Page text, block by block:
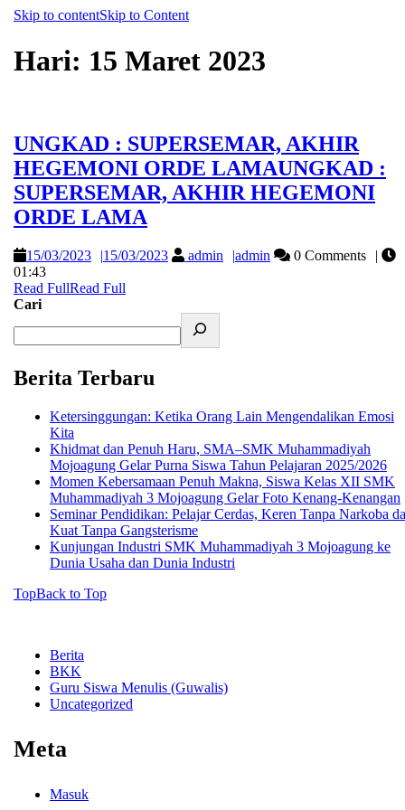
Skip to contentSkip to Content
Hari: 15 Maret 2023
UNGKAD : SUPERSEMAR, AKHIR
HEGEMONI ORDE LAMAUNGKAD :
SUPERSEMAR, AKHIR HEGEMONI
ORDE LAMA
15/03/2023 15/03/2023 admin admin
0 Comments
01:43
Read FullRead Full
Cari
Berita Terbaru
Ketersinggungan: Ketika Orang Lain Mengendalikan Emosi
Kita
Khidmat dan Penuh Haru, SMA–SMK Muhammadiyah
Mojoagung Gelar Purna Siswa Tahun Pelajaran 2025/2026
Momen Kebersamaan Penuh Makna, Siswa Kelas XII SMK
Muhammadiyah 3 Mojoagung Gelar Foto Kenang-Kenangan
Seminar Pendidikan: Pelajar Cerdas, Keren Tanpa Narkoba
Kuat Tanpa Gangsterisme
Kunjungan Industri SMK Muhammadiyah 3 Mojoagung ke
Dunia Usaha dan Dunia Industri
TopBack to Top
Berita
BKK
Guru Siswa Menulis (Guwalis)
Uncategorized
Meta
Masuk